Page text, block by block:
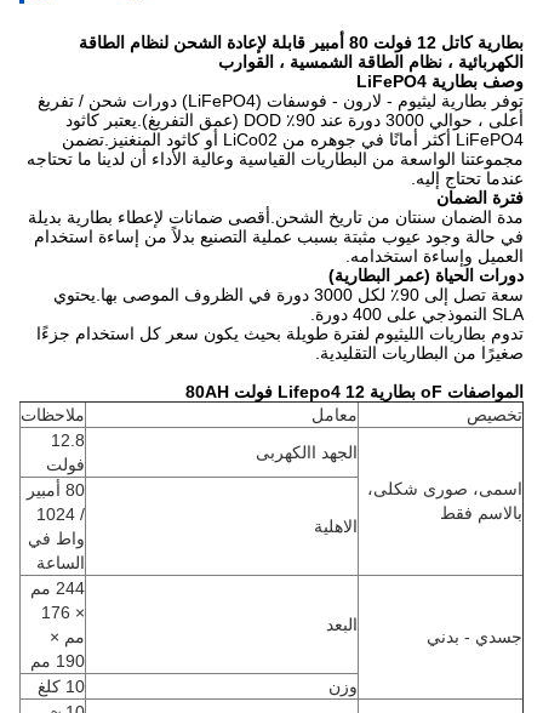
بطارية كاتل 12 فولت 80 أمبير قابلة لإعادة الشحن لنظام الطاقة
الكهربائية ، نظام الطاقة الشمسية ، القوارب
وصف بطارية LiFePO4
توفر بطارية ليثيوم - لارون - فوسفات (LiFePO4) دورات شحن / تفريغ
أعلى ، حوالي 3000 دورة عند 90٪ DOD (عمق التفريغ).يعتبر كاثود
LiFePO4 أكثر أمانًا في جوهره من LiCo02 أو كاثود المنغنيز.تضمن
مجموعتنا الواسعة من البطاريات القياسية وعالية الأداء أن لدينا ما تحتاجه
عندما تحتاج إليه.
فترة الضمان
مدة الضمان سنتان من تاريخ الشحن.أقصى ضمانات لإعطاء بطارية بديلة
في حالة وجود عيوب مثبتة بسبب عملية التصنيع بدلاً من إساءة استخدام
العميل وإساءة استخدامه.
دورات الحياة (عمر البطارية)
سعة تصل إلى 90٪ لكل 3000 دورة في الظروف الموصى بها.يحتوي
SLA النموذجي على 400 دورة.
تدوم بطاريات الليثيوم لفترة طويلة بحيث يكون سعر كل استخدام جزءًا
صغيرًا من البطاريات التقليدية.
المواصفات o F
بطارية Lifepo4 12 فولت 80AH
تخصيص
معامل ملاحظات
اسمى، صورى شكلى،
بالاسم فقط
الجهد االكهربى
12.8
فولت
الاهلية
80 أمبير
/ 1024
واط في
الساعة
جسدي - بدني
البعد
244 مم
× 176
مم ×
190 مم
وزن
10 كلغ